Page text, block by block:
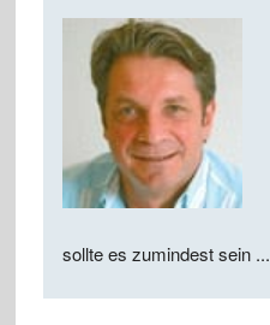
sollte es zumindest sein ...